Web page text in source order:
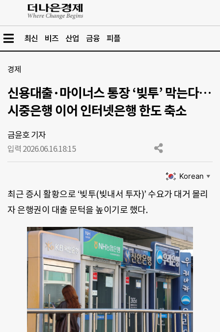
최신 비즈 산업 금융 피플
경제
신용대출·마이너스 통장 ‘빚투’ 막는다…
시중은행 이어 인터넷은행 한도 축소
금윤호 기자
입력 2026.06.16.18:15
Korean ▼
최근 증시 활황으로 ‘빚투(빚내서 투자)’ 수요가 대거 몰리
자 은행권이 대출 문턱을 높이기로 했다.